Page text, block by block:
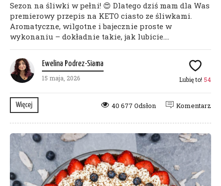
Sezon na śliwki w pełni! 😍 Dlatego dziś mam dla Was
premierowy przepis na KETO ciasto ze śliwkami.
Aromatyczne, wilgotne i bajecznie proste w
wykonaniu – dokładnie takie, jak lubicie....
Ewelina Podrez-Siama
15 maja, 2026 Lubię to! 54
Więcej Komentarz
40 677 Odsłon